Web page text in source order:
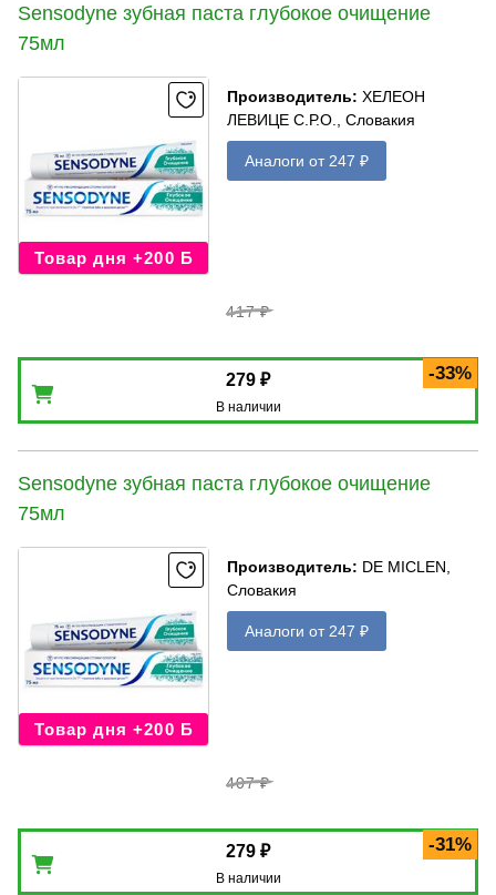
Sensodyne зубная паста глубокое очищение
75мл
Товар дня +200 Б
Производитель:ХЕЛЕОН
ЛЕВИЦЕ С.Р.О., Словакия
Аналоги от 247 ₽
417 ₽
-33%
279 ₽
В наличии
Sensodyne зубная паста глубокое очищение
75мл
Товар дня +200 Б
Производитель: DE MICLEN,
Словакия
Аналоги от 247 ₽
407 ₽
-31%
279 ₽
В наличии